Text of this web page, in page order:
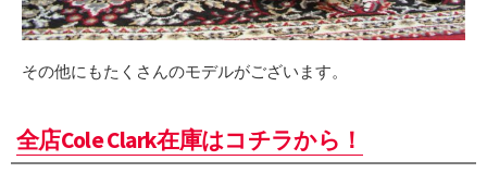
その他にもたくさんのモデルがございます。
全店Cole Clark在庫はコチラから！